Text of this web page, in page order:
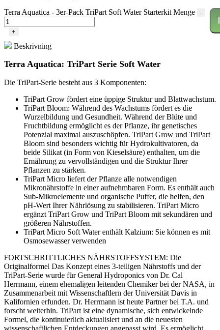
Terra Aquatica - 3er-Pack TriPart Soft Water Starterkit Menge
-
+
Beskrivning
Terra Aquatica: TriPart Serie Soft Water
Die TriPart-Serie besteht aus 3 Komponenten:
TriPart Grow fördert eine üppige Struktur und Blattwachstum.
TriPart Bloom: Während des Wachstums fördert es die
Wurzelbildung und Gesundheit. Während der Blüte und
Fruchtbildung ermöglicht es der Pflanze, ihr genetisches
Potenzial maximal auszuschöpfen. TriPart Grow und TriPart
Bloom sind besonders wichtig für Hydrokultivatoren, da
beide Silikat (in Form von Kieselsäure) enthalten, um die
Ernährung zu vervollständigen und die Struktur Ihrer
Pflanzen zu stärken.
TriPart Micro liefert der Pflanze alle notwendigen
Mikronährstoffe in einer aufnehmbaren Form. Es enthält auch
Sub-Mikroelemente und organische Puffer, die helfen, den
pH-Wert Ihrer Nährlösung zu stabilisieren. TriPart Micro
ergänzt TriPart Grow und TriPart Bloom mit sekundären und
größeren Nährstoffen.
TriPart Micro Soft Water enthält Kalzium: Sie können es mit
Osmosewasser verwenden
FORTSCHRITTLICHES NÄHRSTOFFSYSTEM: Die
Originalformel Das Konzept eines 3-teiligen Nährstoffs und der
TriPart-Serie wurde für General Hydroponics von Dr. Cal
Herrmann, einem ehemaligen leitenden Chemiker bei der NASA, in
Zusammenarbeit mit Wissenschaftlern der Universität Davis in
Kalifornien erfunden. Dr. Herrmann ist heute Partner bei T.A. und
forscht weiterhin. TriPart ist eine dynamische, sich entwickelnde
Formel, die kontinuierlich aktualisiert und an die neuesten
wissenschaftlichen Entdeckungen angepasst wird. Es ermöglicht